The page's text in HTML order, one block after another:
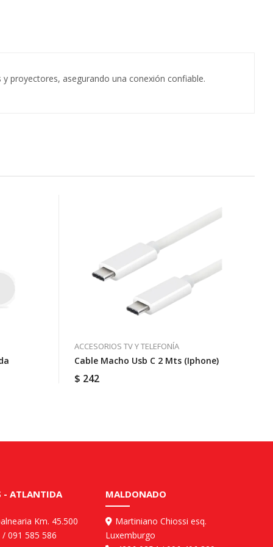
proyectores, asegurando una conexión confiable.
ACCESORIOS TV Y TELEFONÍA
Cable Macho Usb C 2 Mts (iphone)
$ 242
- ATLANTIDA
Km. 45.500
091 585 586
MALDONADO
Martiniano Chiossi esq.
Luxemburgo